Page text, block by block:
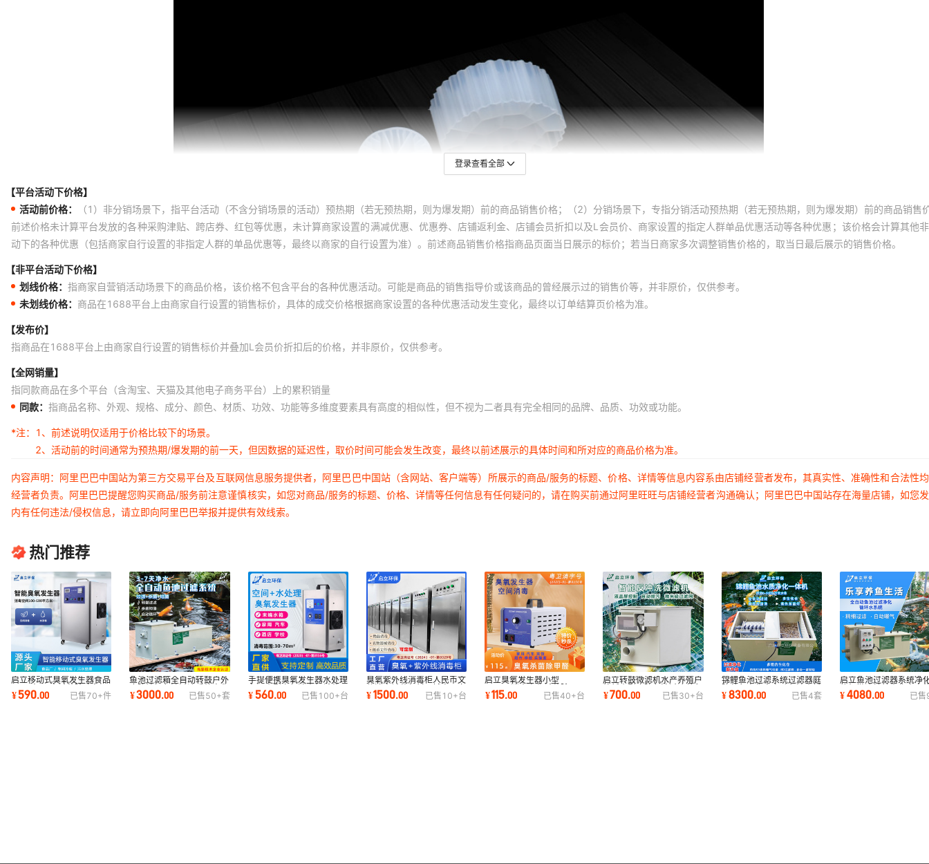
登录查看全部
【平台活动下价格】
活动前价格：
（1）非分销场景下，指平台活动（不含分销场景的活动）预热期（若无预热期，则为爆发期）前的商品销售价格；（2）分销场景下，专指分销活动预热期（若无预热期，则为爆发期）前的商品销售
前述价格未计算平台发放的各种采购津贴、跨店券、红包等优惠，未计算商家设置的满减优惠、优惠券、店铺返利金、店铺会员折扣以及L会员价、商家设置的指定人群单品优惠活动等各种优惠；该价格会计算其他
动下的各种优惠（包括商家自行设置的非指定人群的单品优惠等，最终以商家的自行设置为准）。前述商品销售价格指商品页面当日展示的标价；若当日商家多次调整销售价格的，取当日最后展示的销售价格。
【非平台活动下价格】
划线价格： 指商家自营销活动场景下的商品价格，该价格不包含平台的各种优惠活动。可能是商品的销售指导价或该商品的曾经展示过的销售价等，并非原价，仅供参考。
未划线价格： 商品在1688平台上由商家自行设置的销售标价，具体的成交价格根据商家设置的各种优惠活动发生变化，最终以订单结算页价格为准。
【发布价】
指商品在1688平台上由商家自行设置的销售标价并叠加L会员价折扣后的价格，并非原价，仅供参考。
【全网销量】
指同款商品在多个平台（含淘宝、天猫及其他电子商务平台）上的累积销量
同款： 指商品名称、外观、规格、成分、颜色、材质、功效、功能等多维度要素具有高度的相似性，但不视为二者具有完全相同的品牌、品质、功效或功能。
*注：
1、前述说明仅适用于价格比较下的场景。
2、活动前的时间通常为预热期/爆发期的前一天，但因数据的延迟性，取价时间可能会发生改变，最终以前述展示的具体时间和所对应的商品价格为准。
内容声明：阿里巴巴中国站为第三方交易平台及互联网信息服务提供者，阿里巴巴中国站（含网站、客户端等）所展示的商品/服务的标题、价格、详情等信息内容系由店铺经营者发布，其真实性、准确性和合法性
经营者负责。阿里巴巴提醒您购买商品/服务前注意谨慎核实，如您对商品/服务的标题、价格、详情等任何信息有任何疑问的，请在购买前通过阿里旺旺与店铺经营者沟通确认；阿里巴巴中国站存在海量店铺，如您
内有任何违法/侵权信息，请立即向阿里巴巴举报并提供有效线索。
热门推荐
启立移动式臭氧发生器食品
厂10克20克杀菌除味车间
冷库臭氧消毒机
¥590.00 已售70+件
鱼池过滤箱全自动转鼓户外
庭院锦鲤鱼池过滤系统净化
鱼池过滤器
¥3000.00 已售50+套
手提便携臭氧发生器水处理
车间小型空气消毒机杀菌工
业商用臭氧机
¥560.00 已售 100+台
臭氧紫外线消毒柜人民币文
件消毒杀菌包材器械商用臭
氧消毒柜批发
¥1500.00 已售 10+台
启立臭氧发生器小型
5g10g消毒净化杀菌除异
味甲醛家用商用臭氧机
¥115.00 已售40+台
启立转鼓微滤机水产养殖户
外新小型庭院鱼池过滤养鱼
液晶屏微滤机
¥700.00 已售30+台
锦鲤鱼池过滤系统过滤器庭
院养鱼净化全自动鱼池水循
环过滤系统
¥8300.00 已售4套
启立鱼池过滤器系统净
体机微滤转鼓生化户室
观鱼池过滤箱
¥4080.00 已售